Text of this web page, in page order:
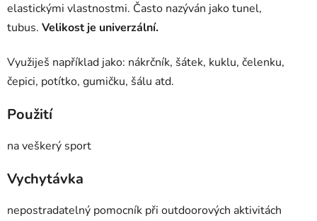
elastickými vlastnostmi. Často nazýván jako tunel,
tubus. Velikost je univerzální.
Využiješ například jako: nákrčník, šátek, kuklu, čelenku,
čepici, potítko, gumičku, šálu atd.
Použití
na veškerý sport
Vychytávka
nepostradatelný pomocník při outdoorových aktivitách